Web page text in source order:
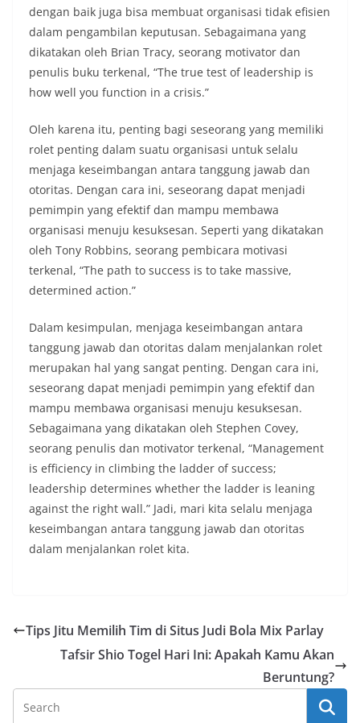
dengan baik juga bisa membuat organisasi tidak efisien
dalam pengambilan keputusan. Sebagaimana yang
dikatakan oleh Brian Tracy, seorang motivator dan
penulis buku terkenal, “The true test of leadership is
how well you function in a crisis.”
Oleh karena itu, penting bagi seseorang yang memiliki
rolet penting dalam suatu organisasi untuk selalu
menjaga keseimbangan antara tanggung jawab dan
otoritas. Dengan cara ini, seseorang dapat menjadi
pemimpin yang efektif dan mampu membawa
organisasi menuju kesuksesan. Seperti yang dikatakan
oleh Tony Robbins, seorang pembicara motivasi
terkenal, “The path to success is to take massive,
determined action.”
Dalam kesimpulan, menjaga keseimbangan antara
tanggung jawab dan otoritas dalam menjalankan rolet
merupakan hal yang sangat penting. Dengan cara ini,
seseorang dapat menjadi pemimpin yang efektif dan
mampu membawa organisasi menuju kesuksesan.
Sebagaimana yang dikatakan oleh Stephen Covey,
seorang penulis dan motivator terkenal, “Management
is efficiency in climbing the ladder of success;
leadership determines whether the ladder is leaning
against the right wall.” Jadi, mari kita selalu menjaga
keseimbangan antara tanggung jawab dan otoritas
dalam menjalankan rolet kita.
Tips Jitu Memilih Tim di Situs Judi Bola Mix Parlay
Tafsir Shio Togel Hari Ini: Apakah Kamu Akan
Beruntung?